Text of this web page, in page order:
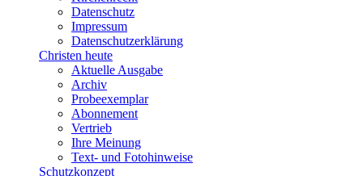
Datenschutz
Impressum
Datenschutzerklärung
Christen heute
Aktuelle Ausgabe
Archiv
Probeexemplar
Abonnement
Vertrieb
Ihre Meinung
Text- und Fotohinweise
Schutzkonzept